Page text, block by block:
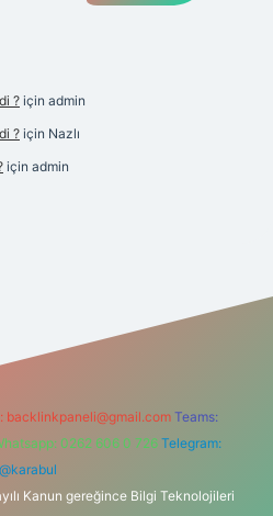
? için admin
? için Nazlı
için admin
backlinkpaneli@gmail.com Teams:
0262 606 0 726 Telegram:
@karabul
Kanun gereğince Bilgi Teknolojileri